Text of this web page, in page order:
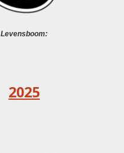
Levensboom:
2025